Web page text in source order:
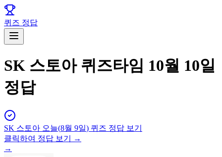
퀴즈 정답
SK 스토아 퀴즈타임 10월 10일
정답
SK 스토아 오늘(8월 9일) 퀴즈 정답 보기
클릭하여 정답 보기 →
→